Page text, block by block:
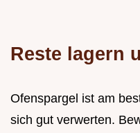
Reste lagern
Ofenspargel ist am
sich gut verwerten.